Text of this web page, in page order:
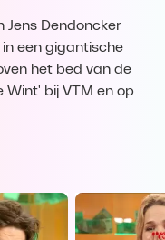
Jens Dendoncker
een gigantische
het bed van de
Wint' bij VTM en op